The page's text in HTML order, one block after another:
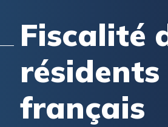
Fiscalité
résidents
français